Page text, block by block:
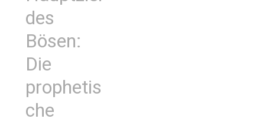
des
Bösen:
Die
prophetis
che